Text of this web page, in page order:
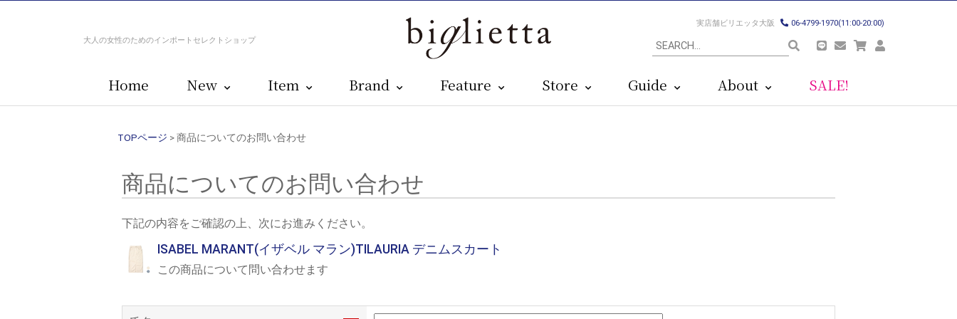
大人の女性のためのインポートセレクトショップ
実店舗ビリエッタ大阪 06-4799-1970(11:00-20:00)
Home New Item Brand Feature Store Guide About SALE!
TOPページ > 商品についてのお問い合わせ
商品についてのお問い合わせ
下記の内容をご確認の上、次にお進みください。
ISABEL MARANT(イザベル マラン)TILAURIA デニムスカート
この商品について問い合わせます